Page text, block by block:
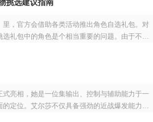
挑选建议指南
，官方会借助各类活动推出角色自选礼包。对
礼包中的角色是个相当重要的问题。由于不同
式亮相，她是一位集输出、控制与辅助能力于一
定位。艾尔莎不仅具备强劲的近战爆发能力，